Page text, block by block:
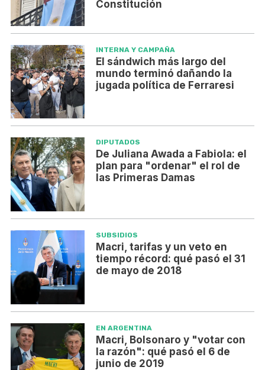
Constitución
INTERNA Y CAMPAÑA
El sándwich más largo del
mundo terminó dañando la
jugada política de Ferraresi
DIPUTADOS
De Juliana Awada a Fabiola: el
plan para "ordenar" el rol de
las Primeras Damas
SUBSIDIOS
Macri, tarifas y un veto en
tiempo récord: qué pasó el 31
de mayo de 2018
EN ARGENTINA
Macri, Bolsonaro y "votar con
la razón": qué pasó el 6 de
junio de 2019